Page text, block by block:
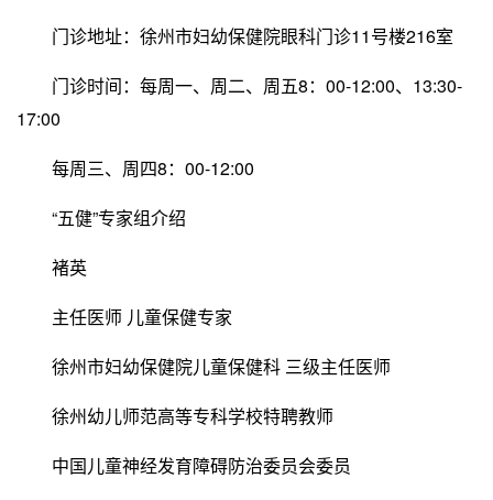
门诊地址：徐州市妇幼保健院眼科门诊11号楼216室
门诊时间：每周一、周二、周五8：00-12:00、13:30-
17:00
每周三、周四8：00-12:00
“五健”专家组介绍
褚英
主任医师 儿童保健专家
徐州市妇幼保健院儿童保健科 三级主任医师
徐州幼儿师范高等专科学校特聘教师
中国儿童神经发育障碍防治委员会委员